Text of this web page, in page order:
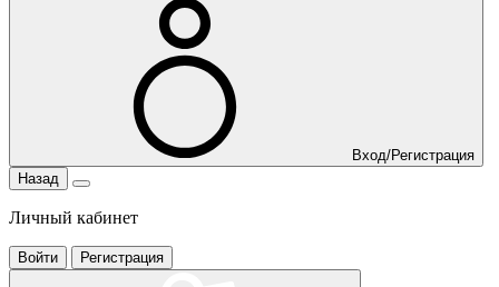
Вход/Регистрация
Назад
Личный кабинет
Войти Регистрация